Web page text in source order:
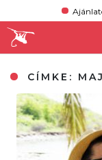
CÍMKE: